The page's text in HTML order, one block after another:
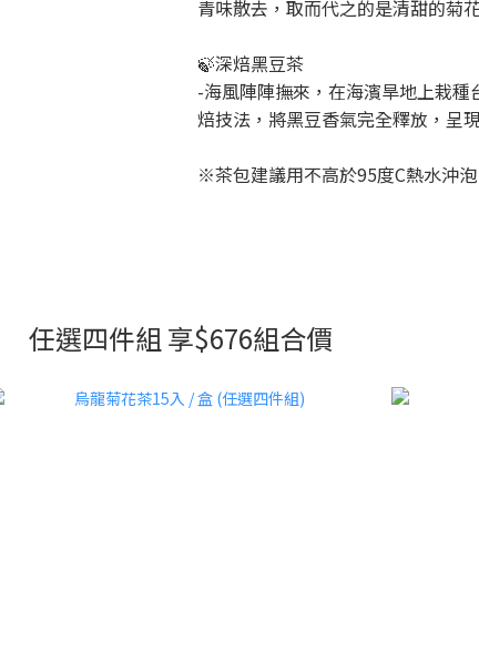
青味散去，取而代之的是清甜的菊
🍃深焙黑豆茶
-海風陣陣撫來，在海濱旱地上栽
焙技法，將黑豆香氣完全釋放，呈
※茶包建議用不高於95度C熱水沖
任選四件組 享$676組合價